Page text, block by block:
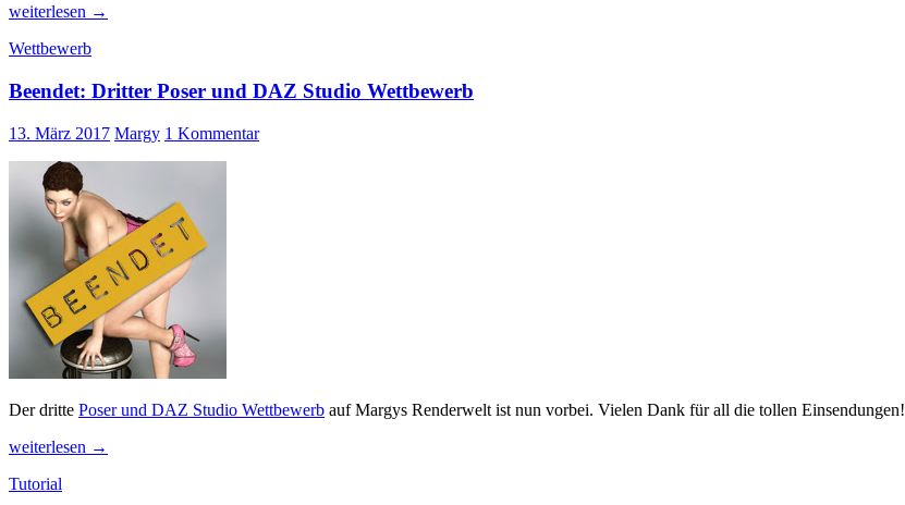
Die
Dritter
und
Studio
Wettbewerb
weiterlesen →
Wettbewerb
Beendet: Dritter Poser und DAZ Studio Wettbewerb
13. März 2017 Margy 1 Kommentar
Der dritte Poser und DAZ Studio Wettbewerb auf Margys Renderwelt ist nun vorbei. Vielen Dank für all die tollen Einsendungen!
Beendet:
Poser
weiterlesen →
Tutorial